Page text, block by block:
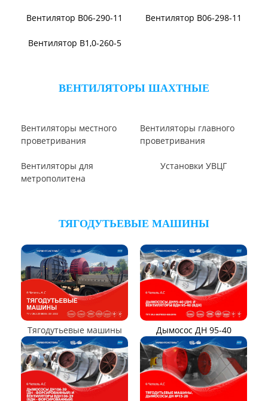
ВЕНТИЛЯТОРЫ ПЫЛЕВЫЕ
Вентилятор ВЦП Вентилятор ВРПВ
Вентилятор ВПЗ Вентилятор В-ЦП8
Вентилятор В-Ц6-30 Виброизоляторы ВРВ
Вентилятор ВО06-300 Вентилятор В2,3-130
Вентилятор ВО-46-130 Вентилятор ВО
Вентилятор ВОТ Аэратор ПАМ
Вентилятор В06-290-11 Вентилятор В06-298-11
Вентилятор В1,0-260-5